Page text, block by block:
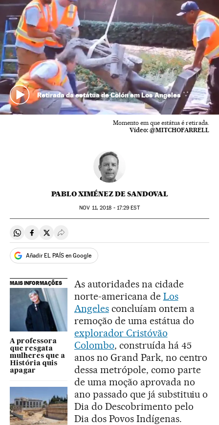
Retirada da estátua de Colón em Los Angeles
Momento em que estátua é retirada.
Vídeo: @MITCHOFARRELL
PABLO XIMÉNEZ DE SANDOVAL
NOV 11, 2018 - 17:29 EST
Compartir en Whatsapp
Compartir en Facebook
Compartir en Twitter
Desplegar Redes Sociales
Añadir EL PAÍS en Google
MAIS INFORMAÇÕES
A professora
que resgata
mulheres que a
História quis
apagar
As autoridades na cidade
norte-americana de Los
Angelesconcluíam ontem a
remoção de uma estátua do
explorador Cristóvão
Colombo, construída há 45
anos no Grand Park, no centro
dessa metrópole, como parte
de uma moção aprovada no
ano passado que já substituiu o
Dia do Descobrimento pelo
Dia dos Povos Indígenas.